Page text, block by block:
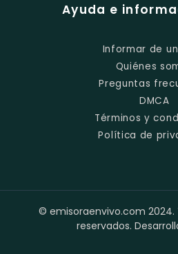
Ayuda e
Informar de
Quiénes
Preguntas
DMCA
Términos y
Política de
© emisoraenvivo.com 2024.
reservados.